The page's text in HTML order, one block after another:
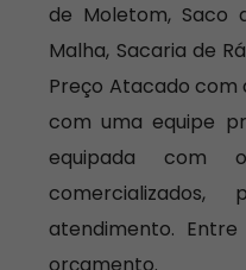
de Moletom, Saco
Malha, Sacaria de
Preço Atacado com
com uma equipe
equipada com
atendimento.